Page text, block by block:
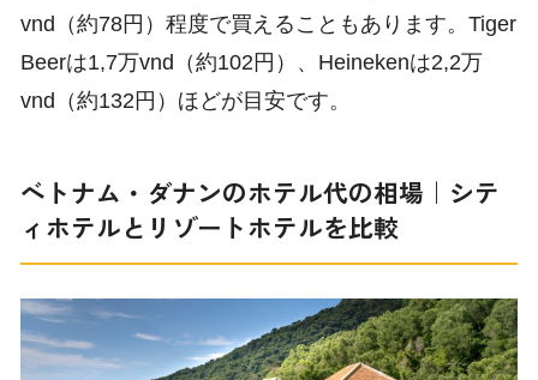
vnd（約78円）程度で買えることもあります。Tiger
Beerは1,7万vnd（約102円）、Heinekenは2,2万
vnd（約132円）ほどが目安です。
ベトナム・ダナンのホテル代の相場｜シテ
ィホテルとリゾートホテルを比較